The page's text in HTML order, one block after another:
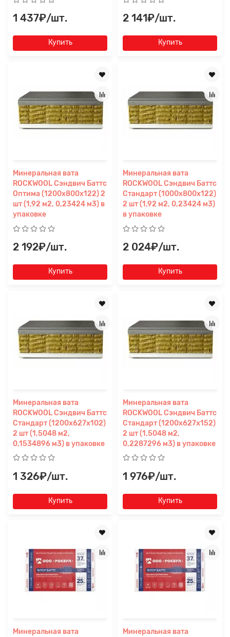
1 437₽/шт.
Купить
2 141₽/шт.
Купить
Минеральная вата
ROCKWOOL Сэндвич Баттс
Оптима (1200x800x122) 2
шт (1,92 м2, 0,23424 м3) в
упаковке
2 192₽/шт.
Купить
Минеральная вата
ROCKWOOL Сэндвич Баттс
Стандарт (1000x800x122)
2 шт (1,92 м2, 0,23424 м3)
в упаковке
2 024₽/шт.
Купить
Минеральная вата
ROCKWOOL Сэндвич Баттс
Стандарт (1200x627x102)
2 шт (1,5048 м2,
0,1534896 м3) в упаковке
1 326₽/шт.
Купить
Минеральная вата
ROCKWOOL Сэндвич Баттс
Стандарт (1200x627x152)
2 шт (1,5048 м2,
0,2287296 м3) в упаковке
1 976₽/шт.
Купить
Минеральная вата Минеральная вата